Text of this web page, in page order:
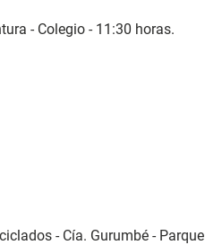
- Colegio - 11:30 horas.
- Cía. Gurumbé - Parque